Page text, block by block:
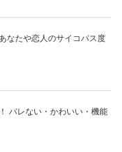
なたや恋人のサイコパス度
バレない・かわいい・機能